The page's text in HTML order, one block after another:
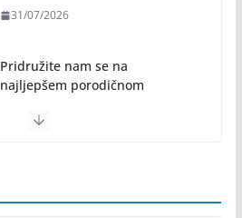
31/07/2026
Pridružite nam se na
najljepšem porodičnom
avgust, od 19.00 časova, u